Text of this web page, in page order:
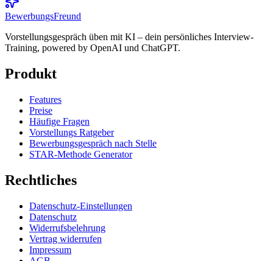
BewerbungsFreund
Vorstellungsgespräch üben mit KI – dein persönliches Interview-
Training, powered by OpenAI und ChatGPT.
Produkt
Features
Preise
Häufige Fragen
Vorstellungs Ratgeber
Bewerbungsgespräch nach Stelle
STAR-Methode Generator
Rechtliches
Datenschutz-Einstellungen
Datenschutz
Widerrufsbelehrung
Vertrag widerrufen
Impressum